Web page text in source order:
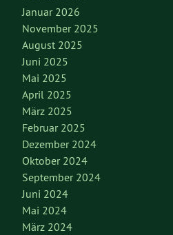
Januar 2026
November 2025
August 2025
Juni 2025
Mai 2025
April 2025
März 2025
Februar 2025
Dezember 2024
Oktober 2024
September 2024
Juni 2024
Mai 2024
März 2024